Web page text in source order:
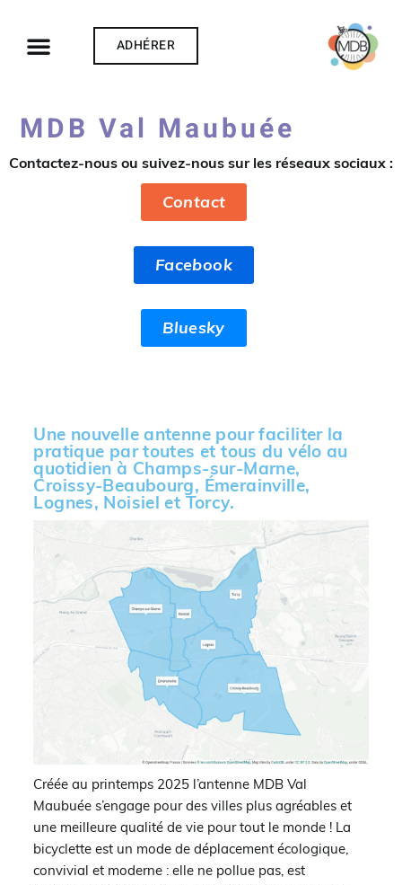
ADHÉRER
MDB Val Maubuée
Contactez-nous ou suivez-nous sur les réseaux sociaux :
Contact
Facebook
Bluesky
Une nouvelle antenne pour faciliter la
pratique par toutes et tous du vélo au
quotidien à Champs-sur-Marne,
Croissy-Beaubourg, Émerainville,
Lognes, Noisiel et Torcy.
Créée au printemps 2025 l’antenne MDB Val
Maubuée s’engage pour des villes plus agréables et
une meilleure qualité de vie pour tout le monde ! La
bicyclette est un mode de déplacement écologique,
convivial et moderne : elle ne pollue pas, est